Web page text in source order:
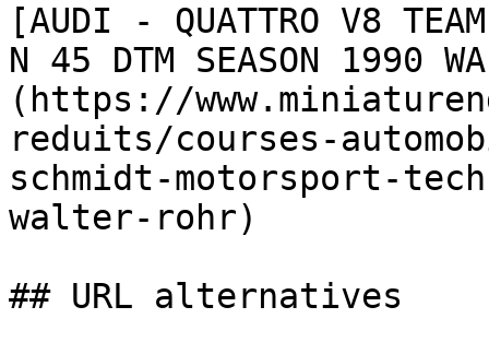
[AUDI - QUATTRO V8 TEAM
N 45 DTM SEASON 1990
(https://
reduits/courses-
schmidt-motorsport-
walter-rohr)
## URL alternatives